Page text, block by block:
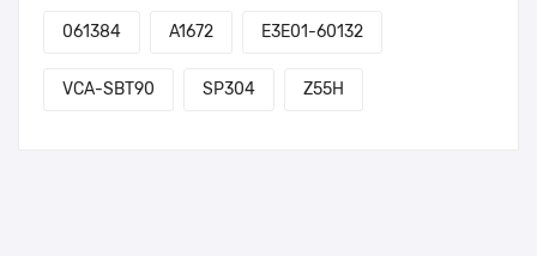
061384 A1672 E3E01-60132
VCA-SBT90 SP304 Z55H